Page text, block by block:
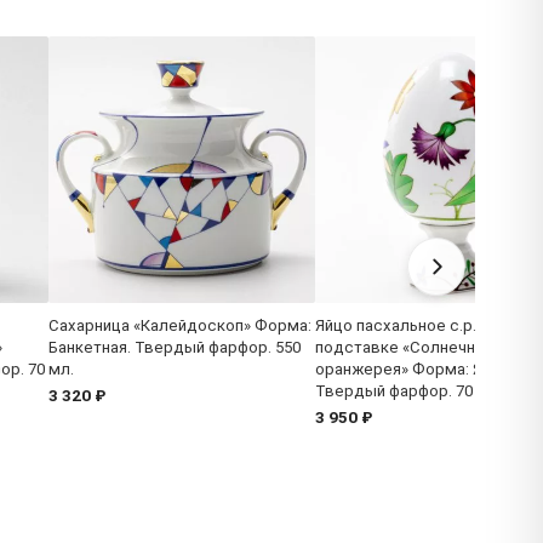
70
Сахарница «Калейдоскоп» Форма:
Банкетная. Твердый фарфор. 550
мл.
3 320 ₽
Яйцо пасхальное с.р. на
подставке «Солнечная
оранжерея» Форма: Яйцо.
Твердый фарфор. 70 x 132
3 950 ₽